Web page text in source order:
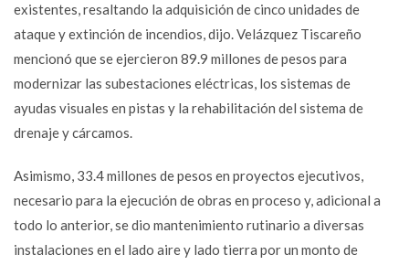
existentes, resaltando la adquisición de cinco unidades de
ataque y extinción de incendios, dijo. Velázquez Tiscareño
mencionó que se ejercieron 89.9 millones de pesos para
modernizar las subestaciones eléctricas, los sistemas de
ayudas visuales en pistas y la rehabilitación del sistema de
drenaje y cárcamos.
Asimismo, 33.4 millones de pesos en proyectos ejecutivos,
necesario para la ejecución de obras en proceso y, adicional a
todo lo anterior, se dio mantenimiento rutinario a diversas
instalaciones en el lado aire y lado tierra por un monto de